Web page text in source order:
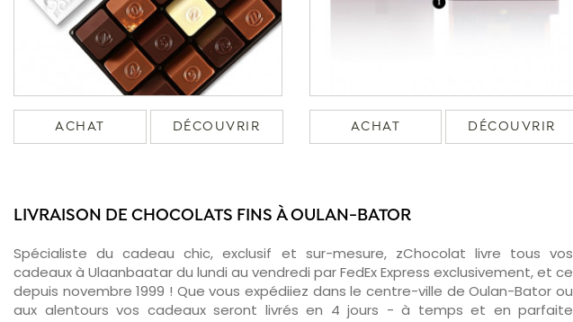
ACHAT DÉCOUVRIR ACHAT DÉCOUVRIR
LIVRAISON DE CHOCOLATS FINS À OULAN-BATOR
Spécialiste du cadeau chic, exclusif et sur-mesure, zChocolat livre tous vos
cadeaux à Ulaanbaatar du lundi au vendredi par FedEx Express exclusivement, et ce
depuis novembre 1999 ! Que vous expédiiez dans le centre-ville de Oulan-Bator ou
aux alentours vos cadeaux seront livrés en 4 jours - à temps et en parfaite